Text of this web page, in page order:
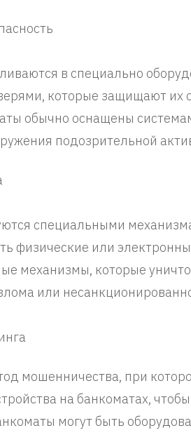
в специально
которые защищают их
обычно оснащены
подозрительной
специальными
физические или
механизмы, которые
или
мошенничества, при
на банкоматах,
могут быть